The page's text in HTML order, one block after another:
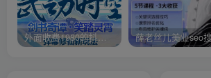
外面收费1980的抖音武动时空直播项目，无需真人出镜，实时互动直播【软件+详细教程】